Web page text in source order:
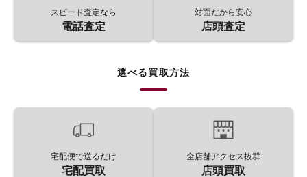
スピード査定なら
電話査定
対面だから安心
店頭査定
選べる買取方法
宅配便で送るだけ
宅配買取
全店舗アクセス抜群
店頭買取